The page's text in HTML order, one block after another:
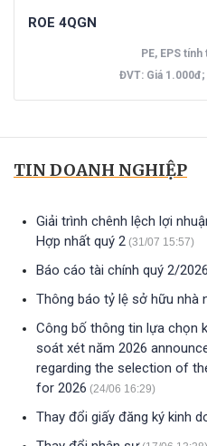
ROE 4QGN
PE, EPS
ĐVT: Giá
TIN DOANH NGHIỆP
Giải trình chênh lệch lợi
Hợp nhất quý 2 (31/07 15:57)
Báo cáo tài chính quý 2/
Thông báo tỷ lệ sở hữu nhà
Công bố thông tin lựa chọn
soát xét năm 2026
regarding the selection of
for 2026 (24/06 16:29)
Thay đổi giấy đăng ký kinh